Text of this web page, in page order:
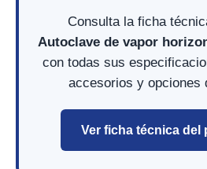
Consulta la ficha
Autoclave de vapor
con todas sus
accesorios y opciones
Ver ficha técnica